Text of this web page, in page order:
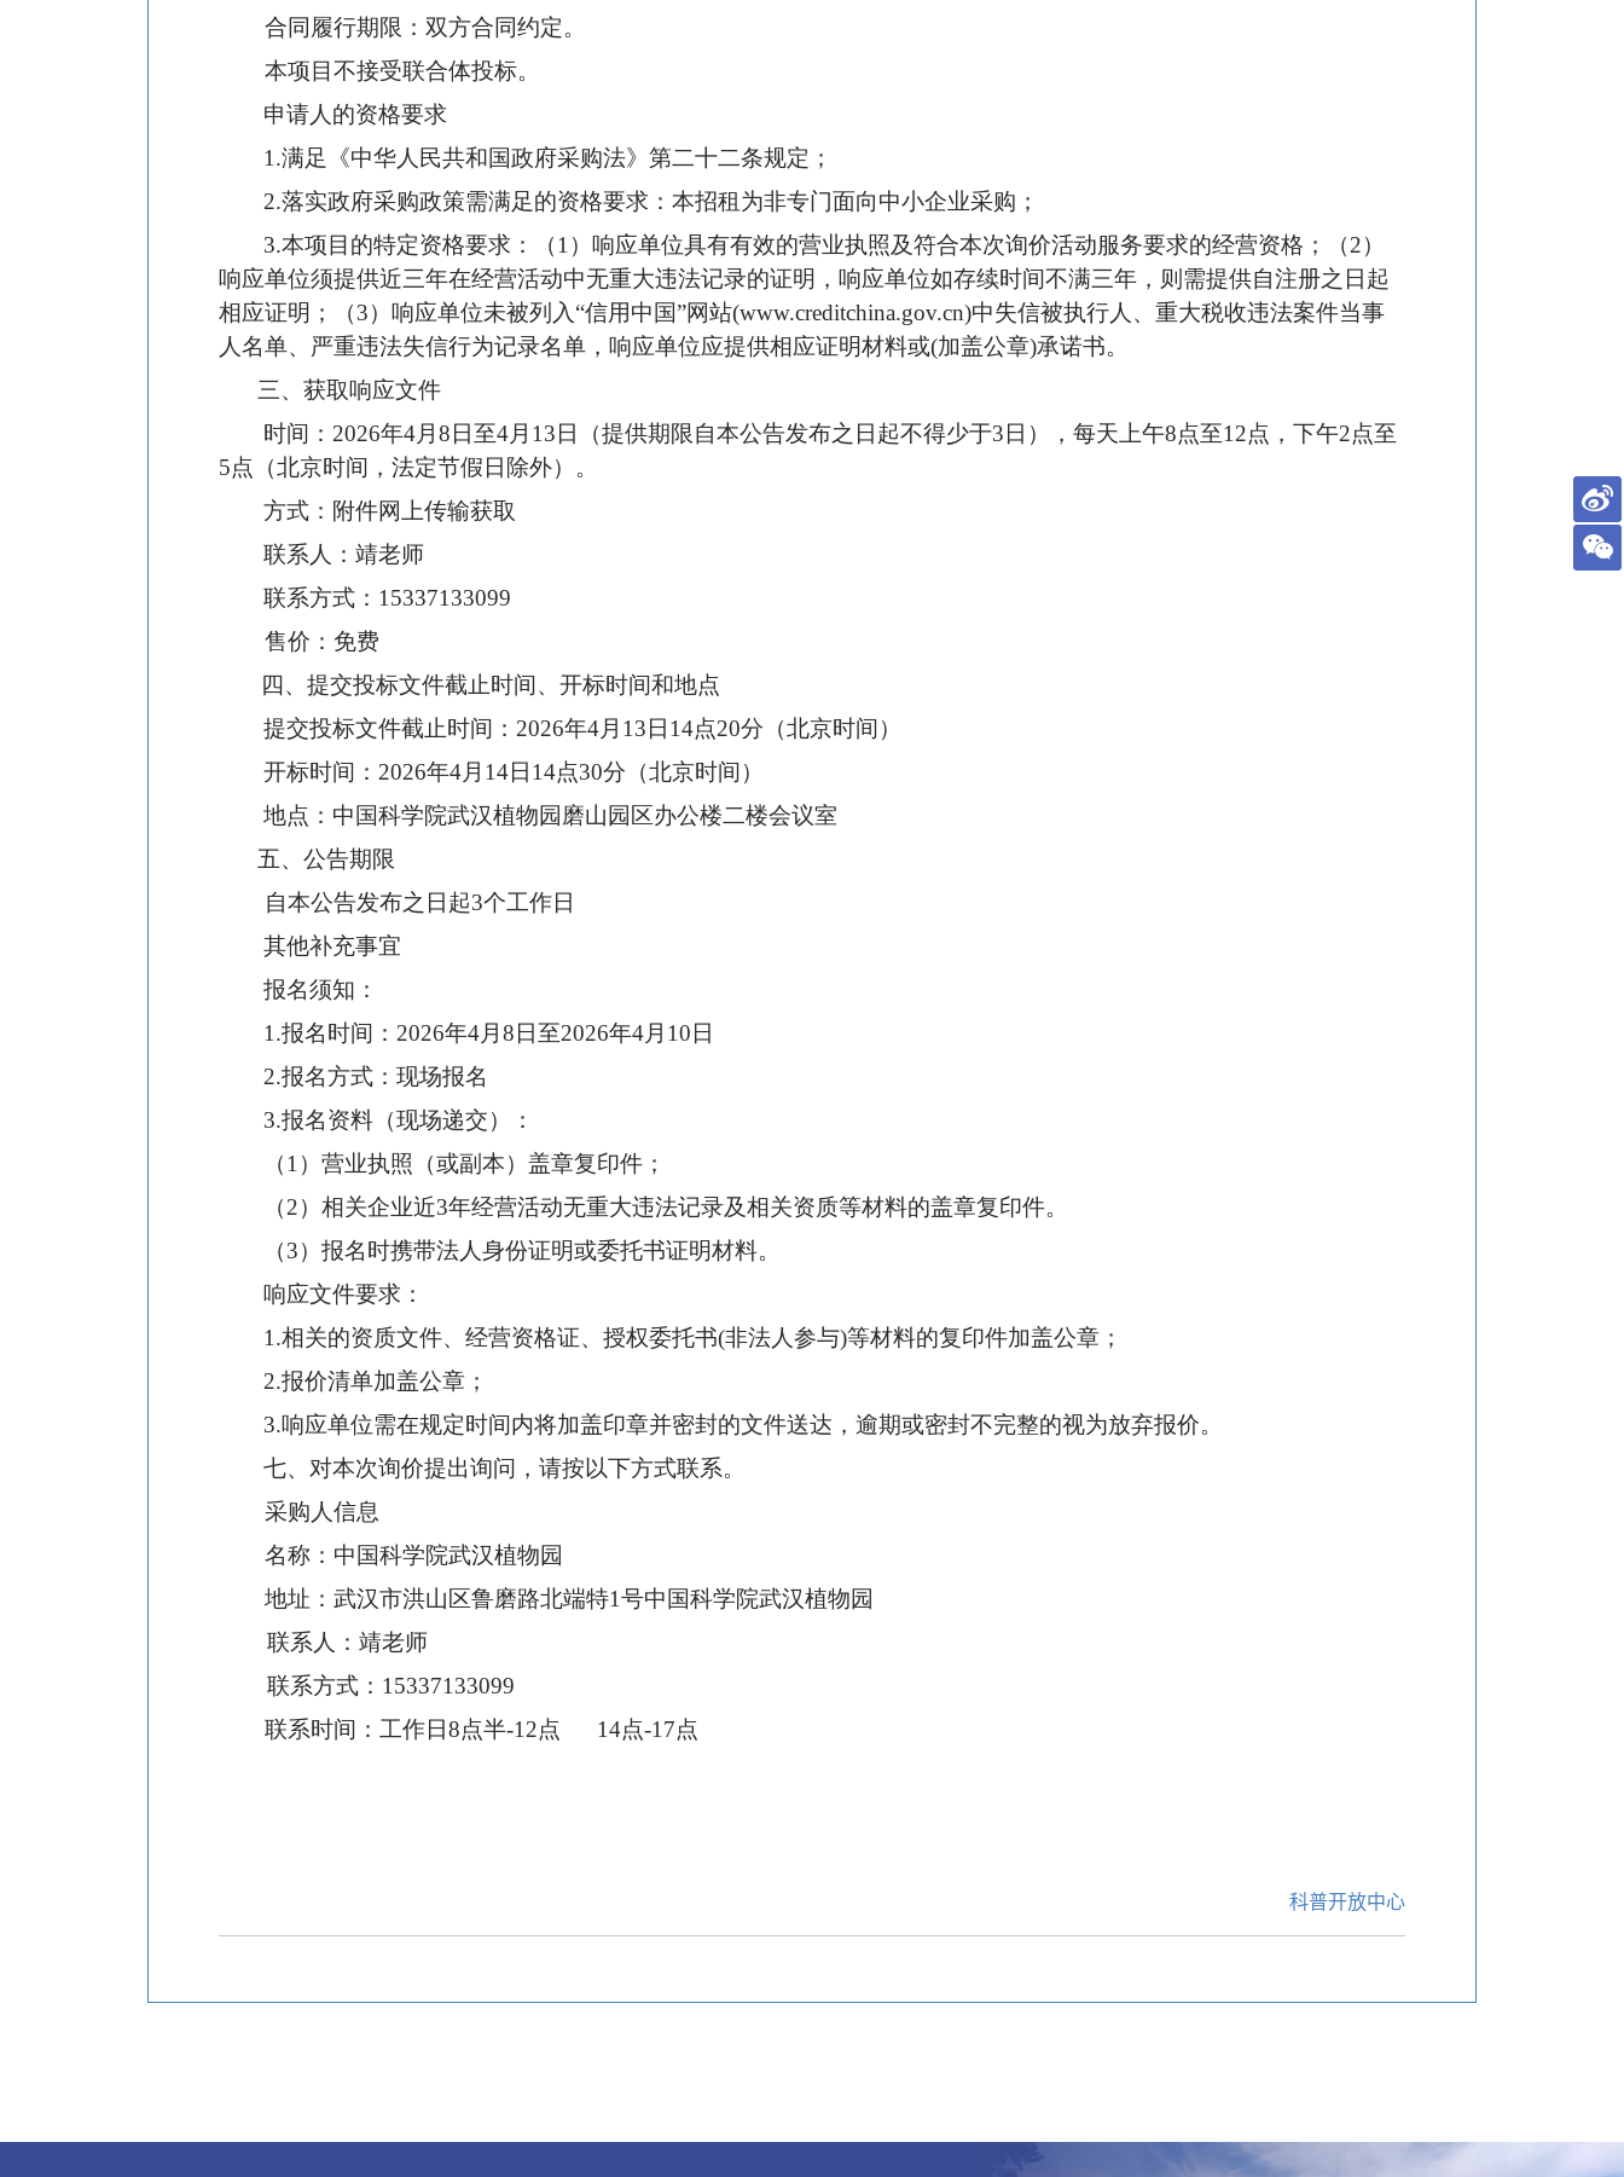
合同履行期限：双方合同约定。
本项目不接受联合体投标。
申请人的资格要求
1.满足《中华人民共和国政府采购法》第二十二条规定；
2.落实政府采购政策需满足的资格要求：本招租为非专门面向中小企业采购 ；
3.本项目的特定资格要求： （1 ） 响应单位具有有效的营业执照及符合本次询价活动服务要求的经营资格； （2）
响应单位须提供近三年在经营活动中无重大违法记录的证明，响应单位如存续时间不满三年，则需提供自注册之日起
相应证明；
（3） 响应单位未被列入 “信用中国”网站(www.creditchina.gov.cn)中失信被执行人、重大税收违法案件当事
人名单、严重违法失信行为记录名单，响应单位应提供相应证明材料或(加盖公章)承诺书。
三、获取响应文件
时间： 2026年4月8日至4月13日 （提供期限自本公告发布之日起不得少于3日），每天上午8点至12点，下午2点至
5点（北京时间，法定节假日除外）。
方式： 附件网上传输获取
联系人： 靖老师
联系方式： 1 5337133099
售价：免费
四、 提交投标文件截止时间、开标时间和地点
提交投标文件截止时间： 2026年4月 13日14点20分（北京时间）
开标时间： 2026年4月 14日14点30分（北京时间）
地点：中国科学院武汉植物园磨山园区办公楼二楼会议室
五、 公告期限
自本公告发布之日起3个工作日
其他补充事宜
报名须知：
1.报名时间： 2026年4月8日至2026年4月 10日
2.报名方式：现场报名
3.报名资料（现场递交）：
（1）营业执照（或副本） 盖章复印件；
（2）相关企业近3年经营活动无重大违法记录及相关资质等材料的盖章复印件。
（3） 报名时携带法人身份证明或委托书证明材料。
响应文件要求：
1.相关的资质文件、经营资格证、授权委托书(非法人参与)等材料的复印件加盖公章；
2.报价清单加盖公章；
3.响应单位需在规定时间内将加盖印章并密封的文件送达，逾期或密封不完整的视为放弃报价。
七、对本次询价提出询问，请按以下方式联系。
采购人信息
名称：中国科学院武汉植物园
地址：武汉市洪山区鲁磨路北端特1号中国科学院武汉植物园
联系人： 靖老师
联系方式： 1 5337133099
联系时间：工作日8点半-1 2点 14点-17点
科普开放中心